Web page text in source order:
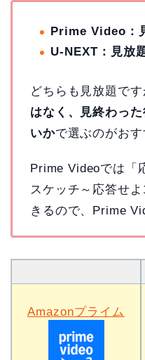
Prime Video：
U-NEXT：見放
どちらも見放題で
はなく、見終わっ
いかで選ぶのがおす
Prime Videoでは「
スケッチ～応答せ
きるので、Prime
Amazonプライム